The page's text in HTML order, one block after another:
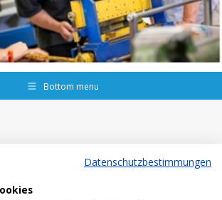
Bottom menu
Datenschutzbestimmungen